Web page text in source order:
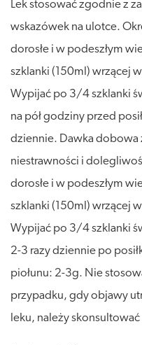
Lek stosować zgodnie z
wskazówek na ulotce.
dorosłe i w podeszłym
szklanki (150ml) wrzącej
Wypijać po 3/4 szklanki
na pół godziny przed
dziennie. Dawka dobowa
niestrawności i
dorosłe i w podeszłym
szklanki (150ml) wrzącej
Wypijać po 3/4 szklanki
2-3 razy dziennie po
piołunu: 2-3g. Nie
przypadku, gdy objawy
leku, należy